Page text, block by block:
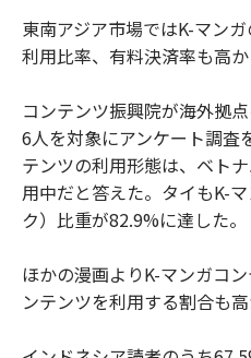
東南アジア市場ではK-マン
利用比率、有料決済率も高か
コンテンツ振興院が海外拠
6人を対象にアンケート調査
テンツの利用形態は、ベト
用中だと答えた。タイもK-
ク）比重が82.9%に達した。
ほかの漫画よりK-マンガコ
ンテンツを利用する割合も高